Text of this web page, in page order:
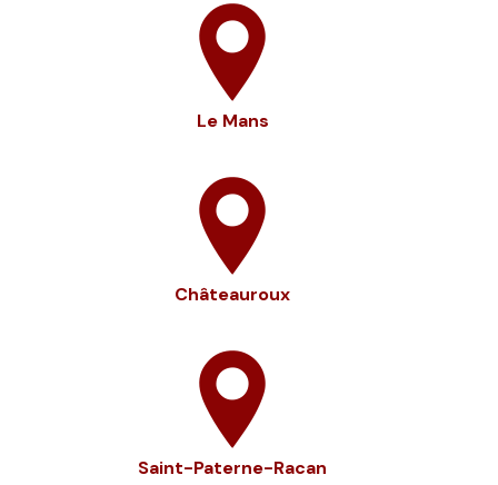
Le Mans
Châteauroux
Saint-Paterne-Racan